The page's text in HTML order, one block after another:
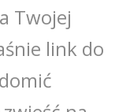
Twojej
link do